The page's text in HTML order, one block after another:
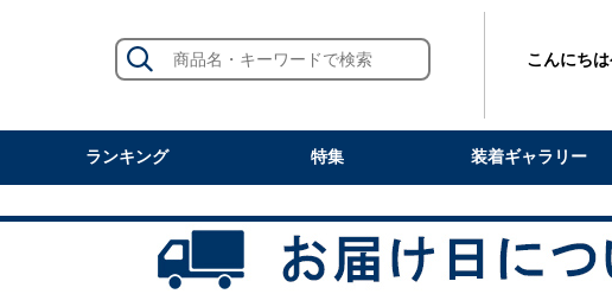
こんにち
ランキング 特集 装着ギャラリー